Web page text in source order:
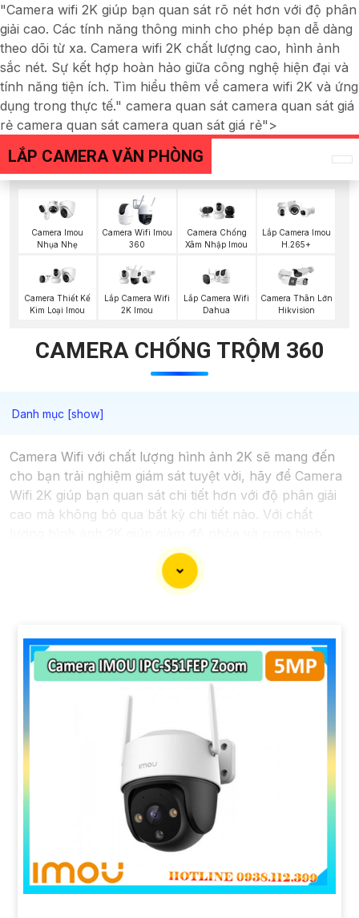
"Camera wifi 2K giúp bạn quan sát rõ nét hơn với độ phân
giải cao. Các tính năng thông minh cho phép bạn dễ dàng
theo dõi từ xa. Camera wifi 2K chất lượng cao, hình ảnh
sắc nét. Sự kết hợp hoàn hảo giữa công nghệ hiện đại và
tính năng tiện ích. Tìm hiểu thêm về camera wifi 2K và ứng
dụng trong thực tế." camera quan sát camera quan sát giá
rẻ camera quan sát camera quan sát giá rẻ">
LẮP CAMERA VĂN PHÒNG
Camera Imou
Nhụa Nhẹ
Camera Wifi Imou
360
Camera Chống
Xâm Nhập Imou
Lắp Camera Imou
H.265+
Camera Thiết Kế
Kim Loại Imou
Lắp Camera Wifi
2K Imou
Lắp Camera Wifi
Dahua
Camera Thân Lớn
Hikvision
CAMERA CHỐNG TRỘM 360
Camera Wifi với chất lượng hình ảnh 2K sẽ mang đến
cho bạn trải nghiệm giám sát tuyệt vời, hãy để Camera
Wifi 2K giúp bạn quan sát chi tiết hơn với độ phân giải
cao mà không bỏ qua bất kỳ chi tiết nào. Với chất
mang lại video chất lượng cao ngay cả trong điều kiện
ánh sáng yếu. Ngoài ra, Camera wifi 2K giúp tăng khả
năng nhận diện và giám sát đối tượng tốt hơn, đảm bảo